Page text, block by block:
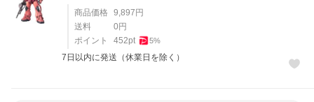
商品価格 9,897 円
送料
0 円
ポイント
452pt 5%
7日以内に発送（休業日を除く）